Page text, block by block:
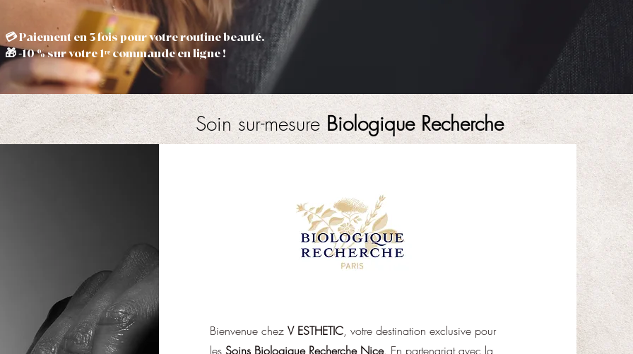
💳 Paiement en 3 fois pour votre routine beauté.
🎁 -10 % sur votre 1ʳᵉ commande en ligne !
Soin sur-mesureBiologique Recherche
Bienvenue chezV ESTHETIC, votre destination exclusive pour
lesSoins Biologique Recherche Nice. En partenariat avec la